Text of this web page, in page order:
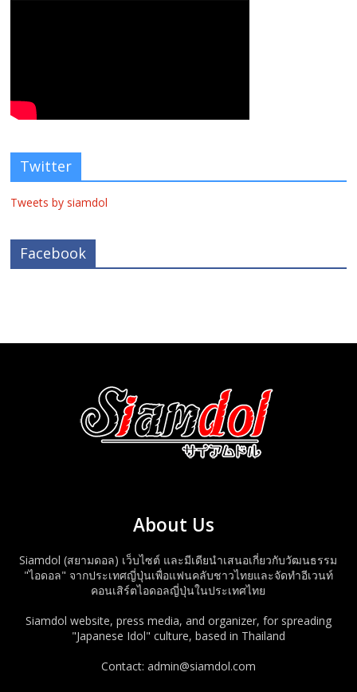
Twitter
Tweets by siamdol
Facebook
About Us
Siamdol (สยามดอล) เว็บไซต์ และมีเดียนำเสนอเกี่ยวกับวัฒนธรรม
"ไอดอล" จากประเทศญี่ปุ่นเพื่อแฟนคลับชาวไทยและจัดทำอีเวนท์
คอนเสิร์ตไอดอลญี่ปุ่นในประเทศไทย
Siamdol website, press media, and organizer, for spreading
"Japanese Idol" culture, based in Thailand
Contact: admin@siamdol.com